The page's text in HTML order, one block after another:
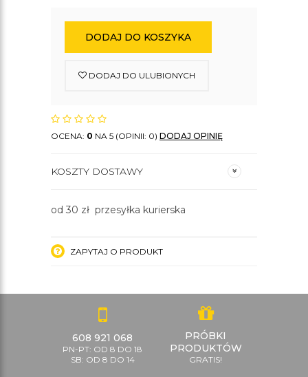
DODAJ DO KOSZYKA
DODAJ DO ULUBIONYCH
OCENA: 0 NA 5 (OPINII: 0) DODAJ OPINIĘ
KOSZTY DOSTAWY
od 30 zł przesyłka kurierska
ZAPYTAJ O PRODUKT
608 921 068
PN-PT: OD 8 DO 18
SB: OD 8 DO 14
PRÓBKI
PRODUKTÓW
GRATIS!